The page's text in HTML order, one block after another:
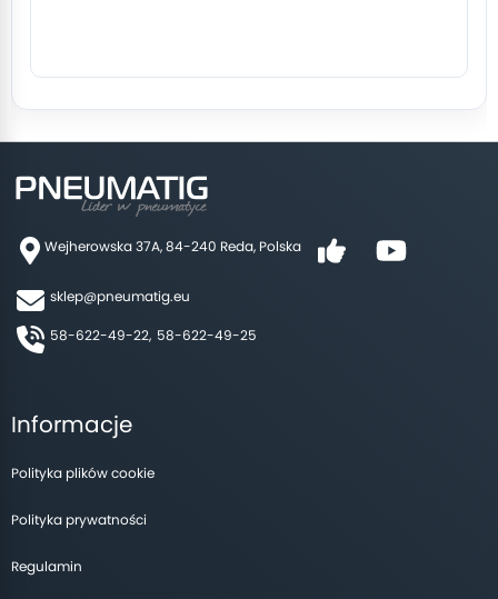
Wejherowska 37A, 84-240 Reda, Polska
sklep@pneumatig.eu
58-622-49-22, 58-622-49-25
Informacje
Polityka plików cookie
Polityka prywatności
Regulamin